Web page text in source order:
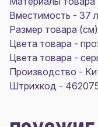
Вместимость - 37 л
Размер товара
Цвета товара -
Цвета товара -
Производство -
Штрихкод -